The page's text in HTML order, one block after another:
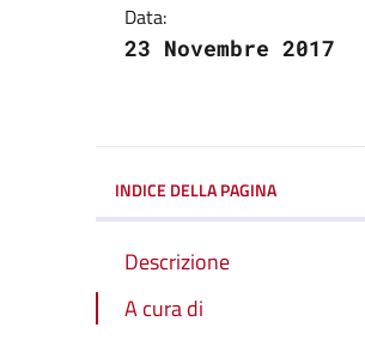
Data:
23 Novembre 2017
INDICE DELLA PAGINA
Descrizione
A cura di